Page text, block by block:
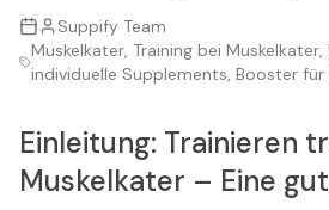
Suppify Team
Muskelkater, Training bei Muskelkater,
individuelle Supplements, Booster für
Einleitung: Trainieren
Muskelkater – Eine